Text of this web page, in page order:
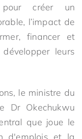
pour créer un
l’impact de
financer et
leurs
le ministre du
Dr Okechukwu
que joue le